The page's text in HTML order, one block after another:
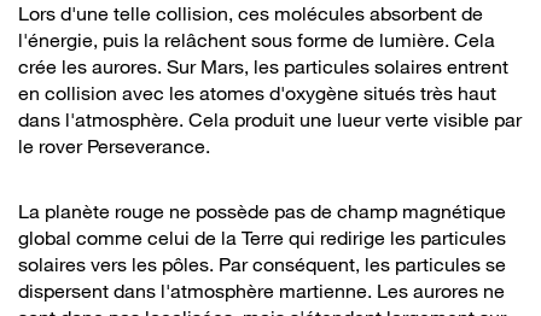
Lors d'une telle collision, ces molécules absorbent de
l'énergie, puis la relâchent sous forme de lumière. Cela
crée les aurores. Sur Mars, les particules solaires entrent
en collision avec les atomes d'oxygène situés très haut
dans l'atmosphère. Cela produit une lueur verte visible par
le rover Perseverance.
La planète rouge ne possède pas de champ magnétique
global comme celui de la Terre qui redirige les particules
solaires vers les pôles. Par conséquent, les particules se
dispersent dans l'atmosphère martienne. Les aurores ne